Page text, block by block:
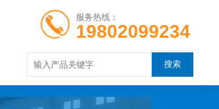
服务热线：
19802099234